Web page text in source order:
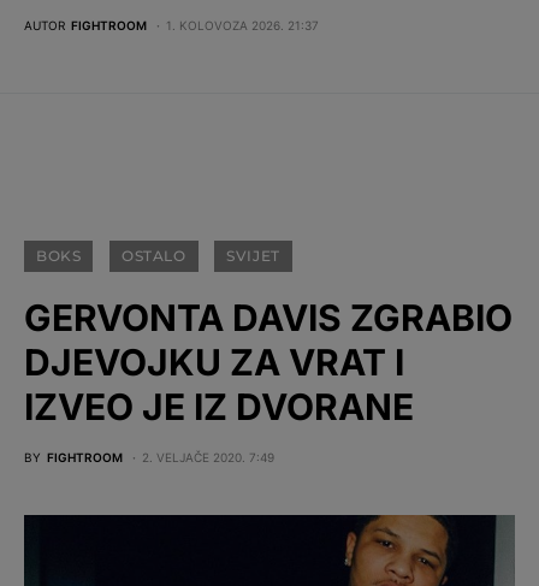
AUTOR FIGHTROOM 1. KOLOVOZA 2026. 21:37
BOKS OSTALO SVIJET
GERVONTA DAVIS ZGRABIO
DJEVOJKU ZA VRAT I
IZVEO JE IZ DVORANE
BY FIGHTROOM 2. VELJAČE 2020. 7:49